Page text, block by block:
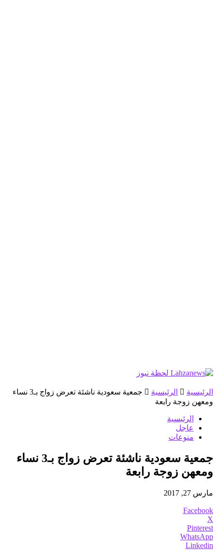
الرئيسية الرئيسية
جمعية سعودية ناشئة تعرض زواج بـ3 نساء
ومعهن زوجة رابعة
الرئيسية
عاجل
منوعات
جمعية سعودية ناشئة تعرض زواج بـ3 نساء
ومعهن زوجة رابعة
مارس 27, 2017
Facebook
X
Pinterest
WhatsApp
Linkedin